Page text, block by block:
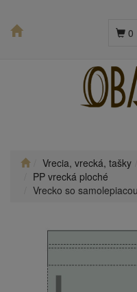
0
Vrecia, vrecká, tašky
PP vrecká ploché
Vrecko so